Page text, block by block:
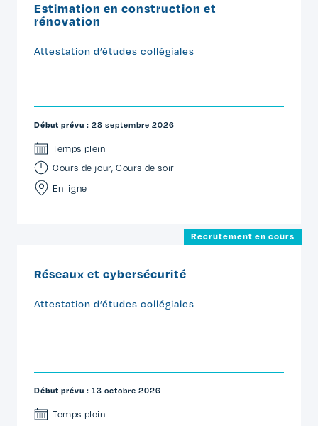
Estimation en construction et
rénovation
Attestation d’études collégiales
Début prévu : 28 septembre 2026
Temps plein
Cours de jour,Cours de soir
En ligne
Recrutement en cours
Réseaux et cybersécurité
Attestation d’études collégiales
Début prévu : 13 octobre 2026
Temps plein